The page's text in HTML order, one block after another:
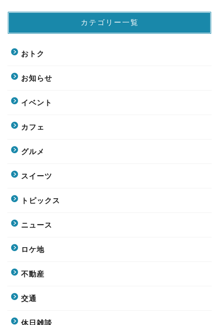
カテゴリー一覧
おトク
お知らせ
イベント
カフェ
グルメ
スイーツ
トピックス
ニュース
ロケ地
不動産
交通
休日雑談